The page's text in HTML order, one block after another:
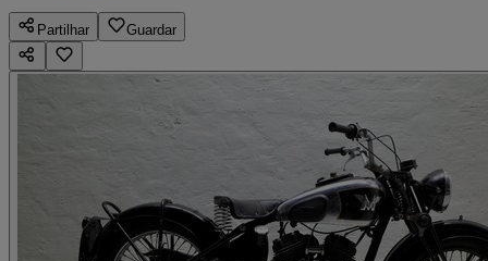
Partilhar Guardar